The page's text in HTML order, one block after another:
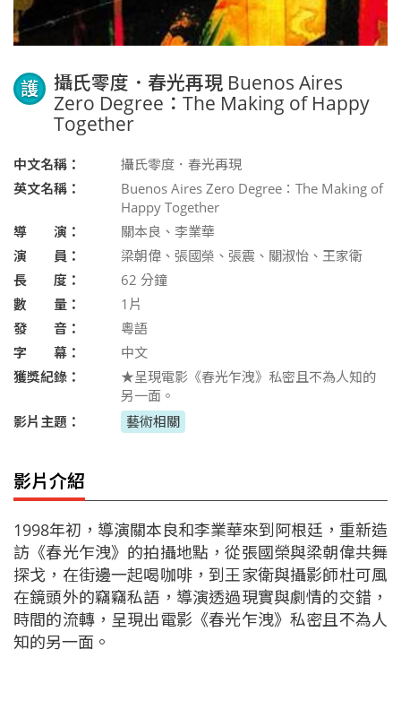
護
攝氏零度．春光再現 Buenos Aires
Zero Degree：The Making of Happy
Together
中文名稱：
攝氏零度．春光再現
英文名稱：
Buenos Aires Zero Degree：The Making of
Happy Together
導 演：
關本良、李業華
演 員：
梁朝偉、張國榮、張震、關淑怡、王家衛
長 度：
62 分鐘
數 量：
1片
發 音：
粵語
字 幕：
中文
獲獎紀錄：
★呈現電影《春光乍洩》私密且不為人知的
另一面。
影片主題：
藝術相關
影片介紹
1998年初，導演關本良和李業華來到阿根廷，重新造
訪《春光乍洩》的拍攝地點，從張國榮與梁朝偉共舞
探戈，在街邊一起喝咖啡，到王家衛與攝影師杜可風
在鏡頭外的竊竊私語，導演透過現實與劇情的交錯，
時間的流轉，呈現出電影《春光乍洩》私密且不為人
知的另一面。